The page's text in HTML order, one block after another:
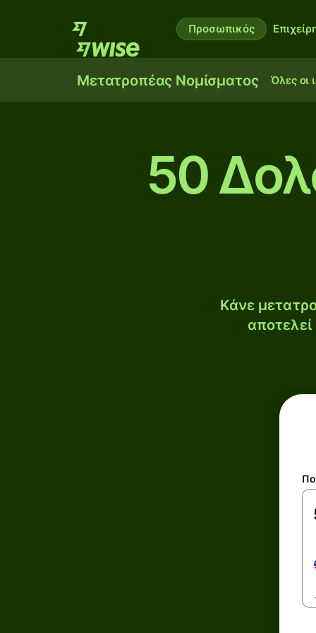
Προσωπικός
Μετατροπέας Νομίσματος Όλες οι
50
Κάνε